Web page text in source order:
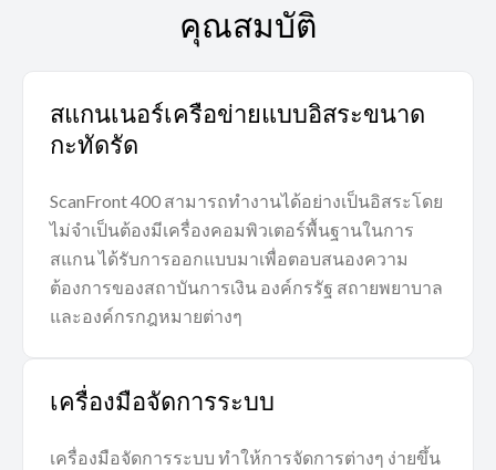
คุณสมบัติ
สแกนเนอร์เครือข่ายแบบอิสระขนาด
กะทัดรัด
ScanFront 400 สามารถทำงานได้อย่างเป็นอิสระโดย
ไม่จำเป็นต้องมีเครื่องคอมพิวเตอร์พื้นฐานในการ
สแกน ได้รับการออกแบบมาเพื่อตอบสนองความ
ต้องการของสถาบันการเงิน องค์กรรัฐ สถายพยาบาล
และองค์กรกฎหมายต่างๆ
เครื่องมือจัดการระบบ
เครื่องมือจัดการระบบ ทำให้การจัดการต่างๆ ง่ายขึ้น